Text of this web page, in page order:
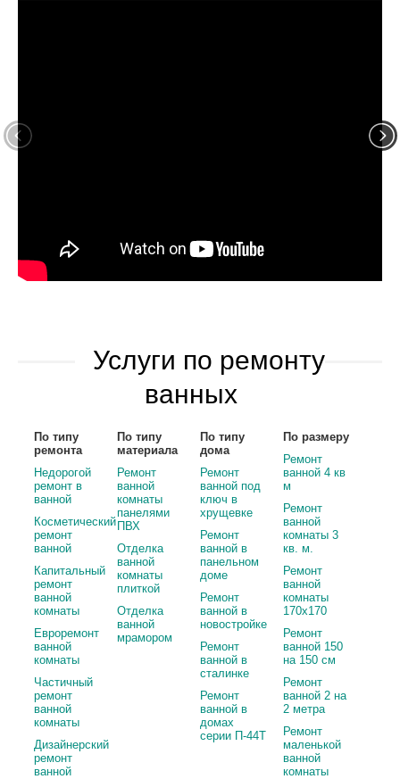
Услуги по ремонту
ванных
По типу
ремонта
Недорогой
ремонт в
ванной
Косметический
ремонт
ванной
Капитальный
ремонт
ванной
комнаты
Евроремонт
ванной
комнаты
Частичный
ремонт
ванной
комнаты
Дизайнерский
ремонт
ванной
По типу
материала
Ремонт
ванной
комнаты
панелями
ПВХ
Отделка
ванной
комнаты
плиткой
Отделка
ванной
мрамором
По типу
дома
Ремонт
ванной под
ключ в
хрущевке
Ремонт
ванной в
панельном
доме
Ремонт
ванной в
новостройке
Ремонт
ванной в
сталинке
Ремонт
ванной в
домах
серии П-44Т
По размеру
Ремонт
ванной 4 кв
м
Ремонт
ванной
комнаты 3
кв. м.
Ремонт
ванной
комнаты
170х170
Ремонт
ванной 150
на 150 см
Ремонт
ванной 2 на
2 метра
Ремонт
маленькой
ванной
комнаты